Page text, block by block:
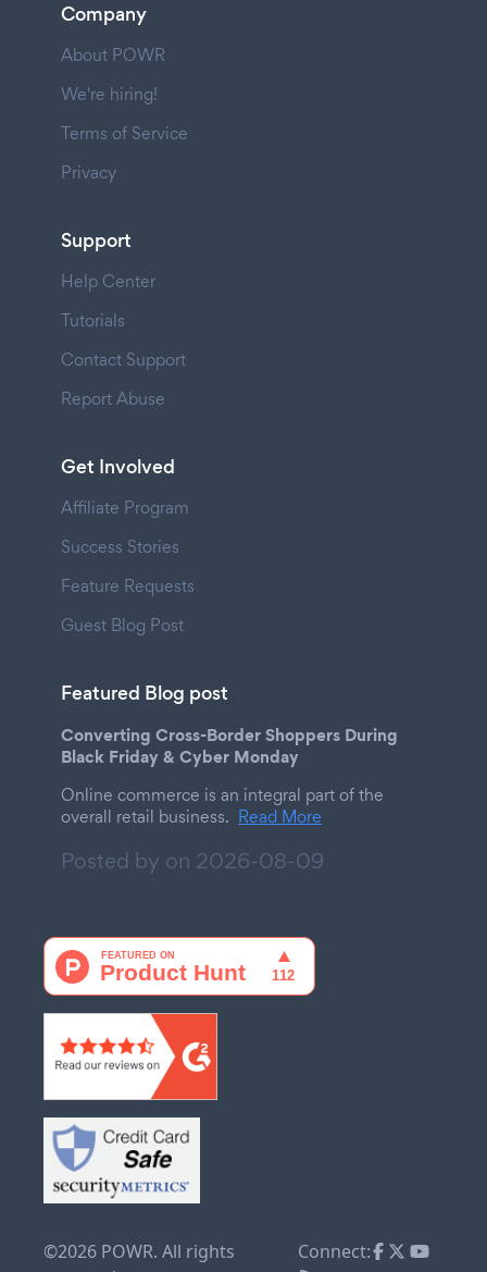
Company
About POWR
We're hiring!
Terms of Service
Privacy
Support
Help Center
Tutorials
Contact Support
Report Abuse
Get Involved
Affiliate Program
Success Stories
Feature Requests
Guest Blog Post
Featured Blog post
Converting Cross-Border Shoppers During
Black Friday & Cyber Monday
Online commerce is an integral part of the
overall retail business. Read More
Posted by on 2026-08-09
©2026 POWR. All rights
Connect: